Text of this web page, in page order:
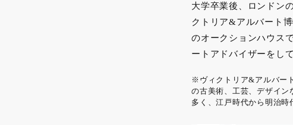
大学卒業後、ロンドン
クトリア&アルバート
のオークションハウス
ートアドバイザーをし
※ヴィクトリア&アルバー
の古美術、工芸、デザイン
多く、江戸時代から明治時